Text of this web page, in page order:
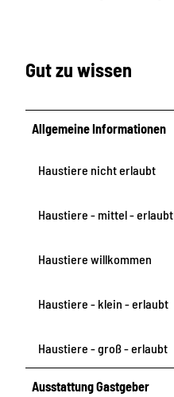
Gut zu wissen
Allgemeine Informationen
Haustiere nicht erlaubt
Haustiere - mittel - erlaubt
Haustiere willkommen
Haustiere - klein - erlaubt
Haustiere - groß - erlaubt
Ausstattung Gastgeber